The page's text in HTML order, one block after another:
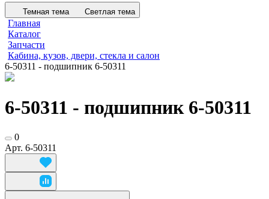
Темная тема Светлая тема
Главная
Каталог
Запчасти
Кабина, кузов, двери, стекла и салон
6-50311 - подшипник 6-50311
6-50311 - подшипник 6-50311
0
Арт. 6-50311